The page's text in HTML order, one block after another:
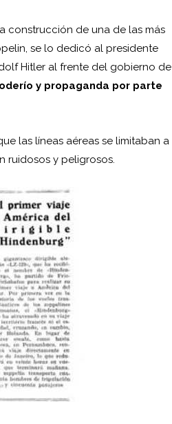
construcción de una de las más
se lo dedicó al presidente
Hitler al frente del gobierno de
y propaganda por parte
las líneas aéreas se limitaban a
ruidosos y peligrosos.